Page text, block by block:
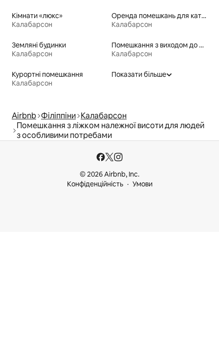
Кімнати «люкс»
Калабарсон
Оренда помешкань для катання на лижах «від порога»
Калабарсон
Земляні будинки
Калабарсон
Помешкання з виходом до пляжу
Калабарсон
Курортні помешкання
Калабарсон
Показати більше
Airbnb Філіппіни Калабарсон
Помешкання з ліжком належної висоти для людей
з особливими потребами
© 2026 Airbnb, Inc.
Конфіденційність
Умови